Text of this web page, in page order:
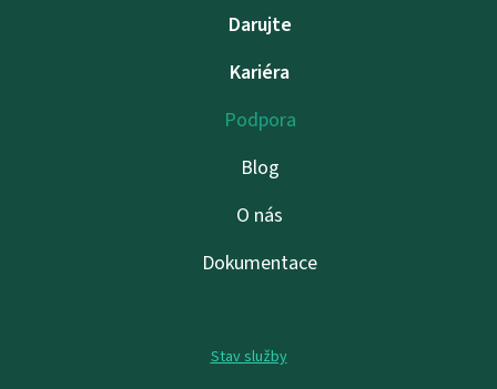
Darujte
Kariéra
Podpora
Blog
O nás
Dokumentace
Stav služby